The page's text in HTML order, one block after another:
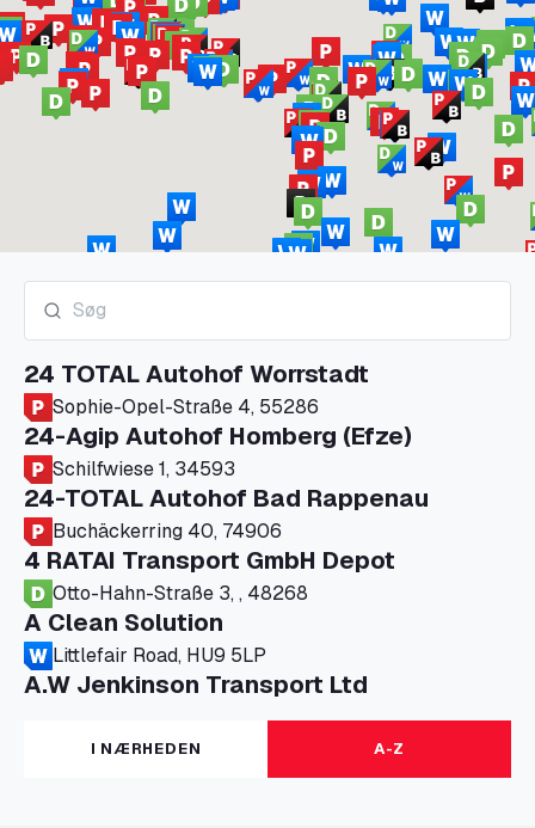
24 TOTAL Autohof Worrstadt
Sophie-Opel-Straße 4, 55286
24-Agip Autohof Homberg (Efze)
Schilfwiese 1, 34593
24-TOTAL Autohof Bad Rappenau
Buchäckerring 40, 74906
4 RATAI Transport GmbH Depot
Otto-Hahn-Straße 3, , 48268
A Clean Solution
Littlefair Road, HU9 5LP
A.W Jenkinson Transport Ltd
Progress House, ME11 5GA
A+G Nettetal - Depot Parking
Am Panneschopp 7, 41334
I NÆRHEDEN A-Z